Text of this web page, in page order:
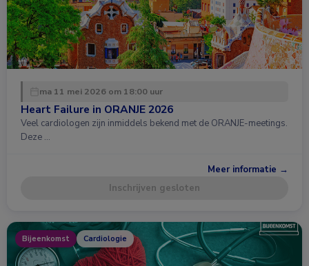
ma 11 mei 2026 om 18:00 uur
Heart Failure in ORANJE 2026
Veel cardiologen zijn inmiddels bekend met de ORANJE-meetings.
Deze …
Meer informatie →
Inschrijven gesloten
Bijeenkomst Cardiologie